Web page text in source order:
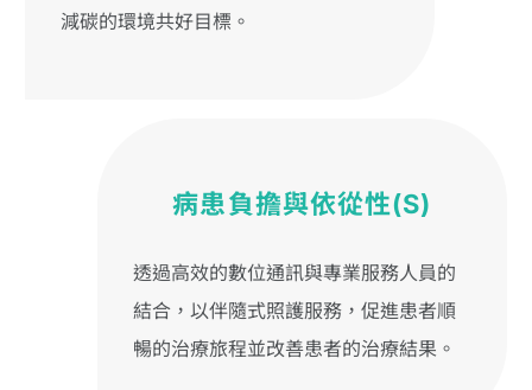
減碳的環境共好目標。
病患負擔與依從性(S)
透過高效的數位通訊與專業服務人員的
結合，以伴隨式照護服務，促進患者順
暢的治療旅程並改善患者的治療結果。